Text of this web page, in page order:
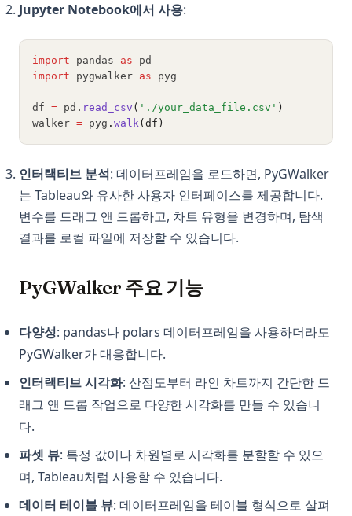
Jupyter Notebook에서 사용:
import pandas as pd
import pygwalker as pyg
df = pd . read_csv ( './your_data_file.csv' )
walker = pyg . walk(df)
인터랙티브 분석: 데이터프레임을 로드하면, PyGWalker
는 Tableau와 유사한 사용자 인터페이스를 제공합니다.
변수를 드래그 앤 드롭하고, 차트 유형을 변경하며, 탐색
결과를 로컬 파일에 저장할 수 있습니다.
PyGWalker 주요 기능
다양성: pandas나 polars 데이터프레임을 사용하더라도
PyGWalker가 대응합니다.
인터랙티브 시각화: 산점도부터 라인 차트까지 간단한 드
래그 앤 드롭 작업으로 다양한 시각화를 만들 수 있습니
다.
파셋 뷰: 특정 값이나 차원별로 시각화를 분할할 수 있으
며, Tableau처럼 사용할 수 있습니다.
데이터 테이블 뷰: 데이터프레임을 테이블 형식으로 살펴